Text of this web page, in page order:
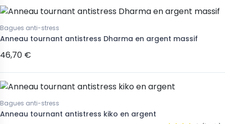
Bagues anti-stress
Anneau tournant antistress Dharma en argent massif
46,70 €
Bagues anti-stress
Anneau tournant antistress kiko en argent